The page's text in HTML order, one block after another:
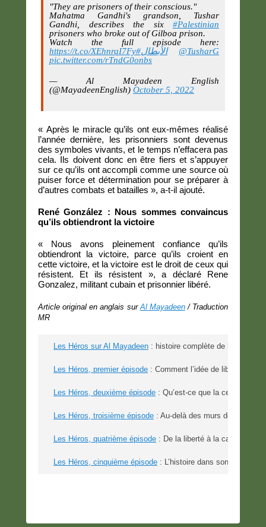
"They are prisoners of their conscious."
Mahatma Gandhi's grandson, Tushar
Gandhi, describes the six #Palestinian
prisoners who broke out of Gilboa prison.
Watch the full episode here:
https://t.co/XEhnrqI7Fy #الأبطال
@TusharG
pic.twitter.com/rTndG0onbs
— Al Mayadeen English
(@MayadeenEnglish) October 5, 2022
« Après le miracle qu’ils ont eux-mêmes réalisé
l’année dernière, les prisonniers sont devenus
des symboles vivants, et le temps n’effacera pas
cela. Ils doivent donc en être fiers et s’appuyer
sur ce qu’ils ont accompli comme une source où
puiser force et détermination pour se préparer à
d’autres combats et batailles », a-t-il ajouté.
René González : Nous sommes convaincus
qu’ils obtiendront la victoire
« Nous avons pleinement confiance qu’ils
obtiendront la victoire, parce qu’ils croient en
cette victoire, et la victoire est le droit de ceux qui
résistent. Et ils résistent », a déclaré Rene
Gonzalez, militant cubain et prisonnier libéré.
Article original en anglais surAl Mayadeen/ Traduction
MR
Les Héros sur Al Mayadeen : histoire complète de l’évasion
Les Héros, premier épisode : Comment l’idée de libération a-
Les Héros, deuxième épisode : Qu’est-ce que la cellule «
Les Héros, troisième épisode : Au-delà des murs de Gilboa
Les Héros, quatrième épisode : De la liberté à la captivité
Les Héros, cinquième épisode : L’histoire dans son